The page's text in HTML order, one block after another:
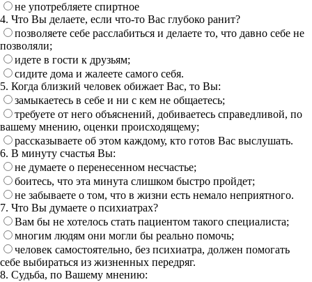
не употребляете спиртное
4. Что Вы делаете, если что-то Вас глубоко ранит?
позволяете себе расслабиться и делаете то, что давно себе не
позволяли;
идете в гости к друзьям;
сидите дома и жалеете самого себя.
5. Когда близкий человек обижает Вас, то Вы:
замыкаетесь в себе и ни с кем не общаетесь;
требуете от него объяснений, добиваетесь справедливой, по
вашему мнению, оценки происходящему;
рассказываете об этом каждому, кто готов Вас выслушать.
6. В минуту счастья Вы:
не думаете о перенесенном несчастье;
боитесь, что эта минута слишком быстро пройдет;
не забываете о том, что в жизни есть немало неприятного.
7. Что Вы думаете о психиатрах?
Вам бы не хотелось стать пациентом такого специалиста;
многим людям они могли бы реально помочь;
человек самостоятельно, без психиатра, должен помогать
себе выбираться из жизненных передряг.
8. Судьба, по Вашему мнению: